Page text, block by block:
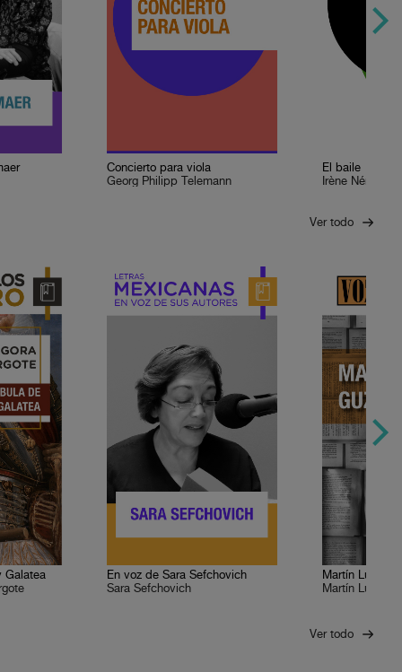
Concierto para viola
Georg Philipp Telemann
El baile
Irène
Ver todo
Galatea
En voz de Sara Sefchovich
Sara Sefchovich
Martín Luis
Martín Luis
Ver todo